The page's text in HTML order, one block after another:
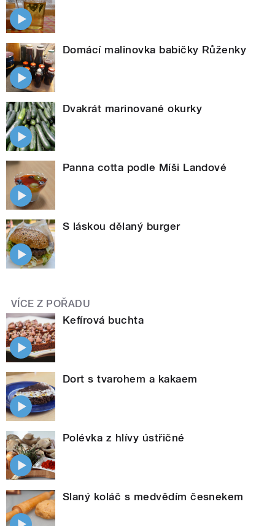
Domácí malinovka babičky Růženky
Dvakrát marinované okurky
Panna cotta podle Míši Landové
S láskou dělaný burger
VÍCE Z POŘADU
Kefírová buchta
Dort s tvarohem a kakaem
Polévka z hlívy ústřičné
Slaný koláč s medvědím česnekem